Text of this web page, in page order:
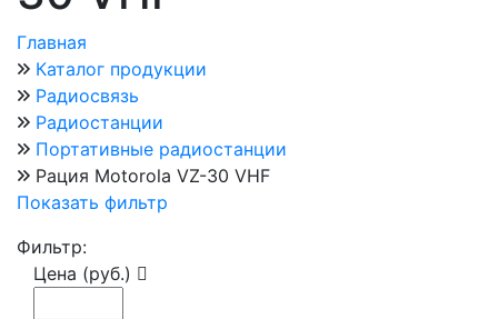
Главная
Каталог продукции
Радиосвязь
Радиостанции
Портативные радиостанции
Рация Motorola VZ-30 VHF
Показать фильтр
Фильтр:
Цена (руб.)